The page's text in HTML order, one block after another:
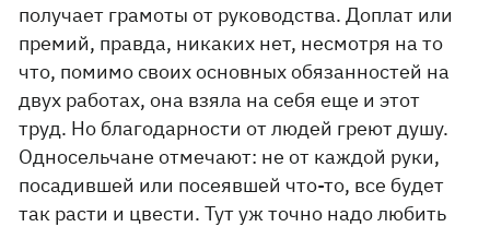
получает грамоты от руководства. Доплат или
премий, правда, никаких нет, несмотря на то
что, помимо своих основных обязанностей на
двух работах, она взяла на себя еще и этот
труд. Но благодарности от людей греют душу.
Односельчане отмечают: не от каждой руки,
посадившей или посеявшей что-то, все будет
так расти и цвести. Тут уж точно надо любить